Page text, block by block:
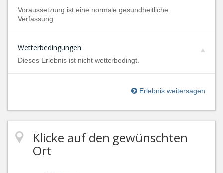
Voraussetzung ist eine normale gesundheitliche
Verfassung.
Wetterbedingungen
Dieses Erlebnis ist nicht wetterbedingt.
Erlebnis weitersagen
Klicke auf den gewünschten
Ort